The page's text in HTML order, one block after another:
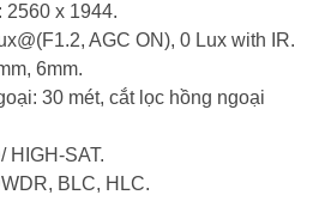
x 1944.
AGC ON), 0 Lux with IR.
6mm.
30 mét, cắt lọc hồng ngoại
HIGH-SAT.
BLC, HLC.